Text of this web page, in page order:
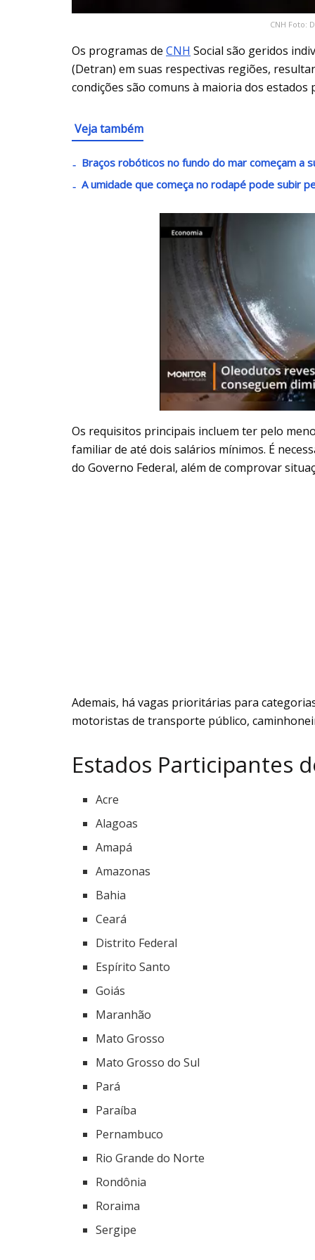
CNH Foto:
Os programas de CNH Social são geridos
(Detran) em suas respectivas regiões,
condições são comuns à maioria dos estados
Veja também
Braços robóticos no fundo do mar começam a
A umidade que começa no rodapé pode subir
Os requisitos principais incluem ter pelo
familiar de até dois salários mínimos. É
do Governo Federal, além de comprovar
Ademais, há vagas prioritárias para
motoristas de transporte público,
Estados Participantes
Acre
Alagoas
Amapá
Amazonas
Bahia
Ceará
Distrito Federal
Espírito Santo
Goiás
Maranhão
Mato Grosso
Mato Grosso do Sul
Pará
Paraíba
Pernambuco
Rio Grande do Norte
Rondônia
Roraima
Sergipe